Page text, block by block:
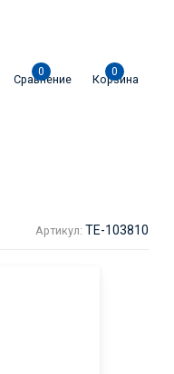
0
Сравнение
0
Корзина
Артикул: TE-103810